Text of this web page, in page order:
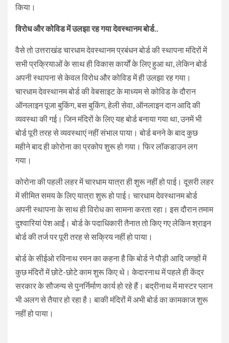
किया।
विरोध और कोविड में उलझा रह गया देवस्थानम बोर्ड..
वैसे तो उत्तराखंड चारधाम देवस्थानम प्रबंधन बोर्ड की स्थापना मंदिरों में
सभी प्रक्रियाओं के साथ ही विकास कार्यों के लिए हुआ था, लेकिन बोर्ड
अपनी स्थापना से केवल विरोध और कोविड में ही उलझा रह गया।
चारधाम देवस्थानम बोर्ड की वेबसाइट के माध्यम से कोविड के दौरान
ऑनलाइन पूजा बुकिंग, बस बुकिंग, हेली सेवा, ऑनलाइन दान आदि की
व्यवस्था की गई। जिन मंदिरों के लिए यह बोर्ड बनाया गया था, उनमें भी
बोर्ड पूरी तरह से व्यवस्थाएं नहीं संभाल पाया। बोर्ड बनने के बाद कुछ
महीने बाद ही कोरोना का प्रकोप शुरू हो गया। फिर लॉकडाउन लग
गया।
कोरोना की पहली लहर में चारधाम यात्रा ही शुरू नहीं हो पाई। दूसरी लहर
में सीमित समय के लिए यात्रा शुरू हो पाई। चारधाम देवस्थानम बोर्ड
अपनी स्थापना के साथ ही विरोध का सामना करता रहा। इस दौरान तमाम
दुश्वारियां पेश आईं। बोर्ड के पदाधिकारी तैनात तो किए गए लेकिन श्राइन
बोर्ड की तर्ज पर पूरी तरह से सक्रिय नहीं हो पाया।
बोर्ड के सीईओ रविनाथ रमन का कहना है कि बोर्ड ने पौड़ी आदि जगहों में
कुछ मंदिरों में छोटे-छोटे काम शुरू किए थे। केदारनाथ में पहले ही केंद्र
सरकार के सौजन्य से पुनर्निर्माण कार्य हो रहे हैं। बद्रीनाथ में मास्टर प्लान
भी अलग से तैयार हो रहा है। बाकी मंदिरों में अभी बोर्ड का कामकाज शुरू
नहीं हो पाया।